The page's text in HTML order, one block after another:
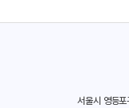
서울시 영등